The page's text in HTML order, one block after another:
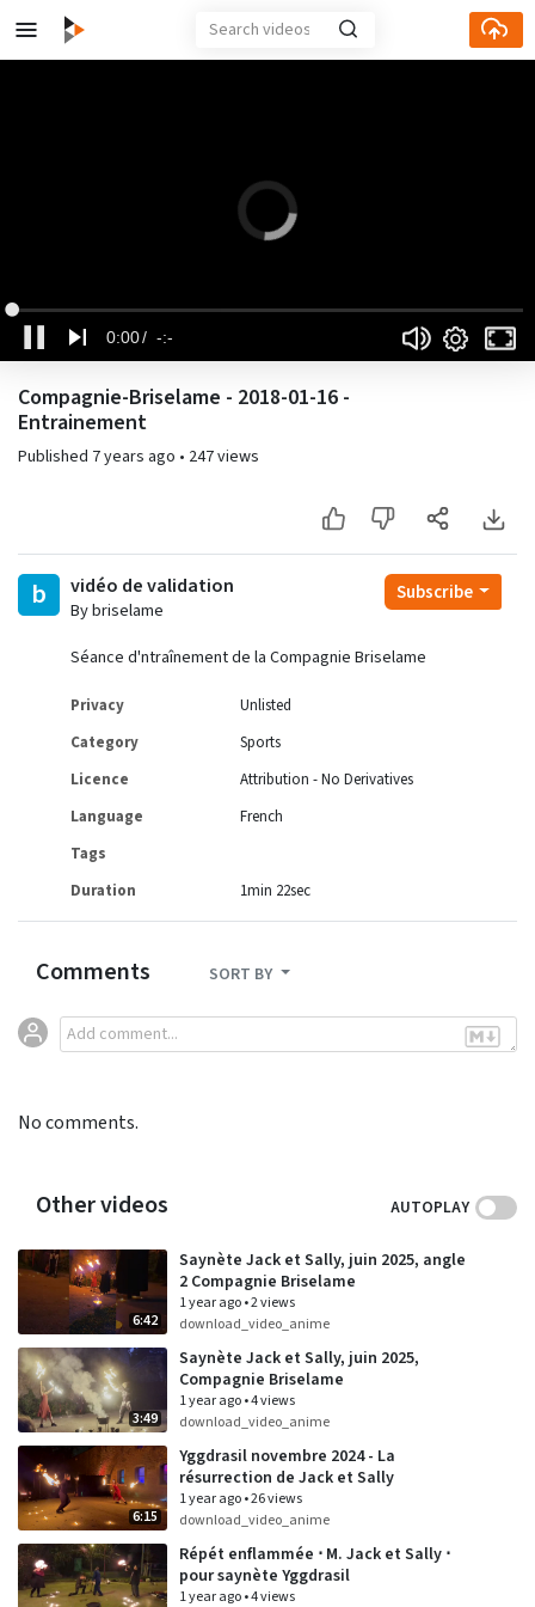
Pause
Time
0:00 -:-
Loaded:
0%
MuteSettings
Compagnie-Briselame - 2018-01-16 -
Entrainement
Published 7 years ago • 247 views
b vidéo de validation
By briselame
Subscribe
Séance d'ntraînement de la Compagnie Briselame
Privacy
Unlisted
Category
Sports
Licence
Attribution - No Derivatives
Language
French
Tags
Duration
1min 22sec
Comments SORT BY
No comments.
Other videos AUTOPLAY
6:42
Saynète Jack et Sally, juin 2025, angle
2 Compagnie Briselame
1 year ago•2 views
download_video_anime
3:49
Saynète Jack et Sally, juin 2025,
Compagnie Briselame
1 year ago•4 views
download_video_anime
6:15
Yggdrasil novembre 2024 - La
résurrection de Jack et Sally
1 year ago•26 views
download_video_anime
Répét enflammée ⋅ M. Jack et Sally ⋅
pour saynète Yggdrasil
1 year ago•4 views